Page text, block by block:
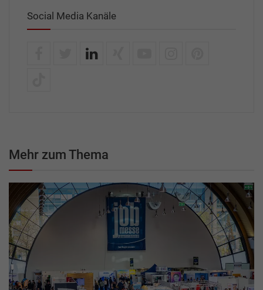
Social Media Kanäle
Mehr zum Thema